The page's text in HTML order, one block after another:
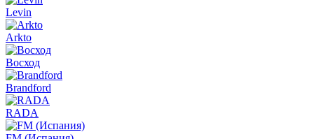
Levin
Arkto
Восход
Brandford
RADA